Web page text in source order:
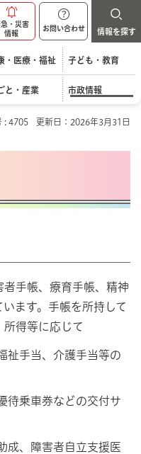
・災害
情報
お問い合わせ 情報を探す
・医療・福祉 子ども・教育
と・産業 市政情報
: 4705 更新日：2026年3月31日
手帳、療育手帳、精神
ます。手帳を所持して
所得等に応じて
祉手当、介護手当等の
待乗車券などの交付サ
成、障害者自立支援医